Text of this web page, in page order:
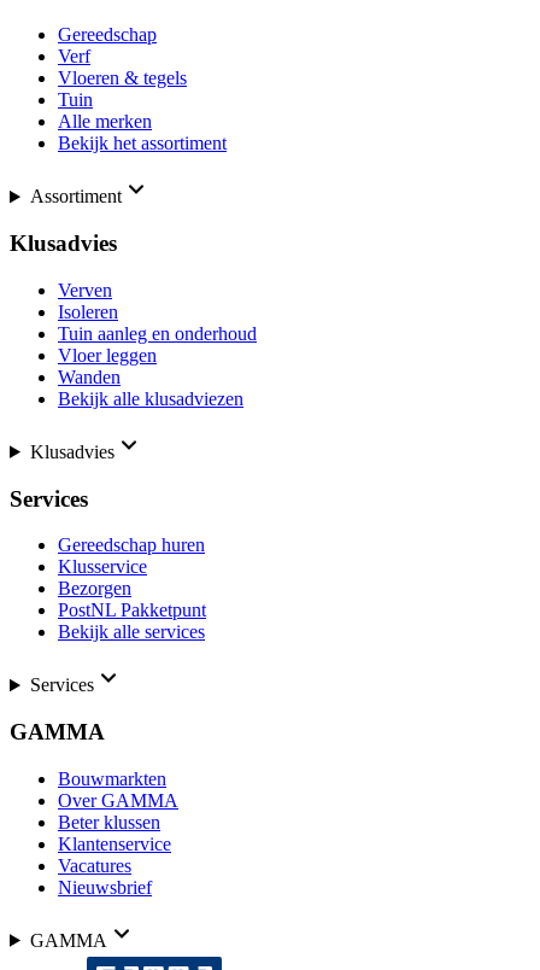
Gereedschap
Verf
Vloeren & tegels
Tuin
Alle merken
Bekijk het assortiment
Assortiment
Klusadvies
Verven
Isoleren
Tuin aanleg en onderhoud
Vloer leggen
Wanden
Bekijk alle klusadviezen
Klusadvies
Services
Gereedschap huren
Klusservice
Bezorgen
PostNL Pakketpunt
Bekijk alle services
Services
GAMMA
Bouwmarkten
Over GAMMA
Beter klussen
Klantenservice
Vacatures
Nieuwsbrief
GAMMA